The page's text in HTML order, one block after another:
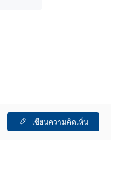
เขียนความคิดเห็น